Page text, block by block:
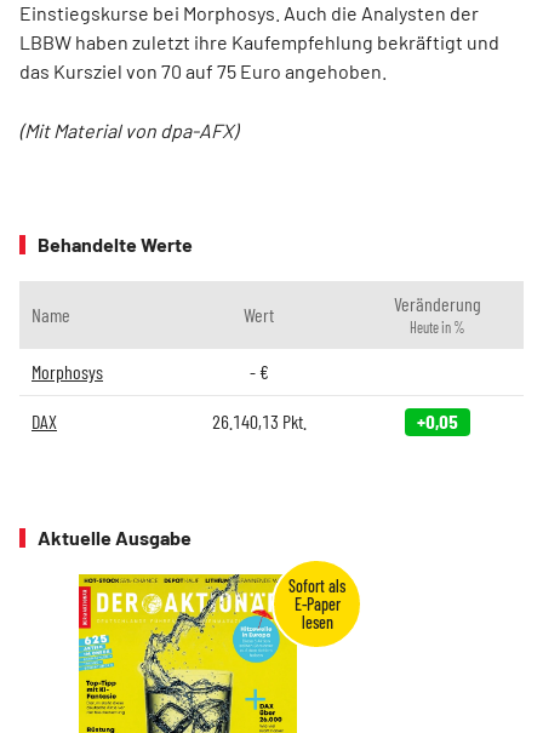
Einstiegskurse bei Morphosys. Auch die Analysten der
LBBW haben zuletzt ihre Kaufempfehlung bekräftigt und
das Kursziel von 70 auf 75 Euro angehoben.
(Mit Material von dpa-AFX)
Behandelte Werte
Name Wert Veränderung
Heute in %
Morphosys -€
DAX 26.140,13 Pkt. +0,05
Aktuelle Ausgabe